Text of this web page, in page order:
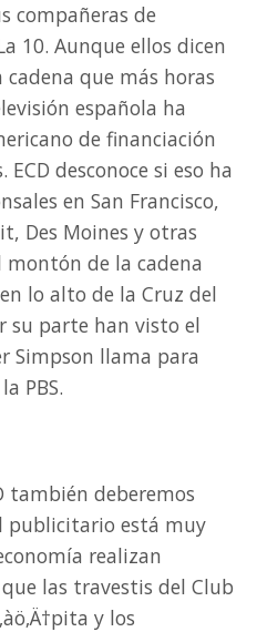
compañeras de
10. Aunque ellos dicen
que más horas
española ha
de financiación
desconoce si eso ha
en San Francisco,
Des Moines y otras
montón de la cadena
lo alto de la Cruz del
su parte han visto el
Simpson llama para
PBS.
también deberemos
publicitario está muy
realizan
las travestis del Club
y los